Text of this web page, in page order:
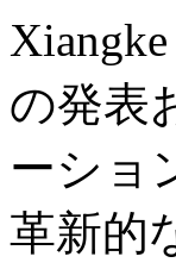
の発表
ーショ
革新的